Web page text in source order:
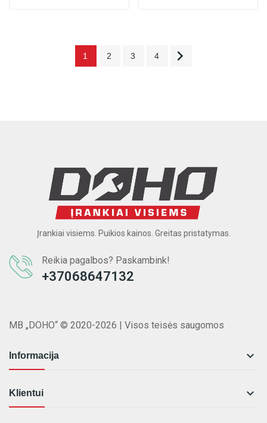
1 2 3 4 
Įrankiai visiems. Puikios kainos. Greitas pristatymas.
Reikia pagalbos? Paskambink!
+37068647132
MB „DOHO“ © 2020-2026 | Visos teisės saugomos
Informacija 
Klientui 